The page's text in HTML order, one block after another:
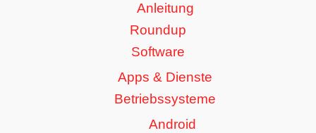
Anleitung
Roundup
Software
Apps & Dienste
Betriebssysteme
Android